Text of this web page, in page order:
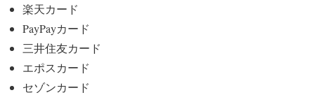
楽天カード
PayPayカード
三井住友カード
エポスカード
セゾンカード